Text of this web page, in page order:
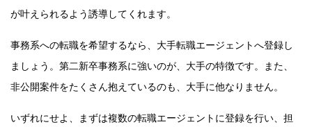
が叶えられるよう誘導してくれます。
事務系への転職を希望するなら、大手転職エージェントへ登録し
ましょう。第二新卒事務系に強いのが、大手の特徴です。また、
非公開案件をたくさん抱えているのも、大手に他なりません。
いずれにせよ、まずは複数の転職エージェントに登録を行い、担